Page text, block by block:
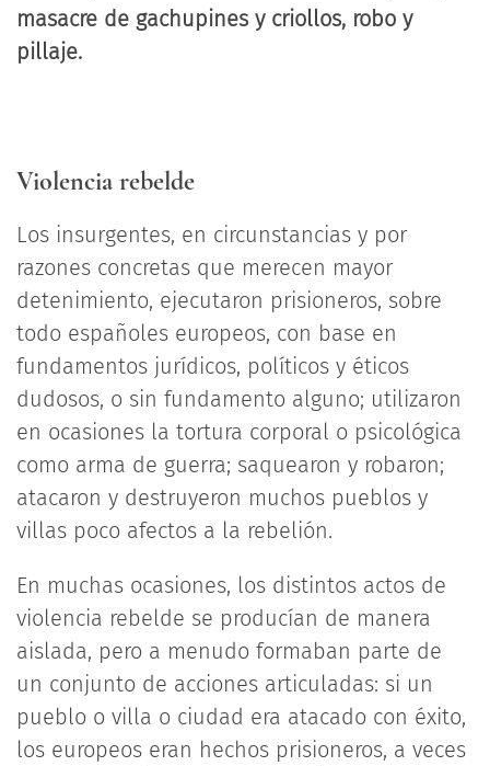
masacre de gachupines y criollos, robo y
pillaje.
Violencia rebelde
Los insurgentes, en circunstancias y por
razones concretas que merecen mayor
detenimiento, ejecutaron prisioneros, sobre
todo españoles europeos, con base en
fundamentos jurídicos, políticos y éticos
dudosos, o sin fundamento alguno; utilizaron
en ocasiones la tortura corporal o psicológica
como arma de guerra; saquearon y robaron;
atacaron y destruyeron muchos pueblos y
villas poco afectos a la rebelión.
En muchas ocasiones, los distintos actos de
violencia rebelde se producían de manera
aislada, pero a menudo formaban parte de
un conjunto de acciones articuladas: si un
pueblo o villa o ciudad era atacado con éxito,
los europeos eran hechos prisioneros, a veces